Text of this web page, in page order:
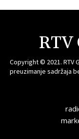
RTV
Copyright © 2021. RTV
preuzimanje sadržaja